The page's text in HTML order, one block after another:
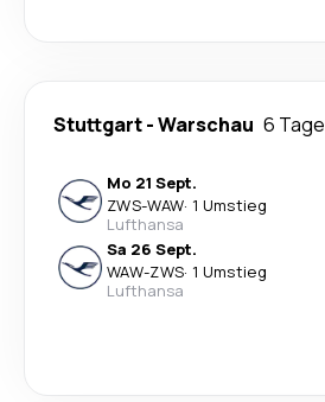
Stuttgart-Warschau 6 Tage
Mo 21 Sept.
ZWS-WAW· 1 Umstieg
Lufthansa
Sa 26 Sept.
WAW-ZWS· 1 Umstieg
Lufthansa